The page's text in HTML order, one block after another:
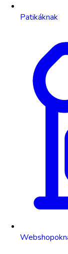
Patikáknak